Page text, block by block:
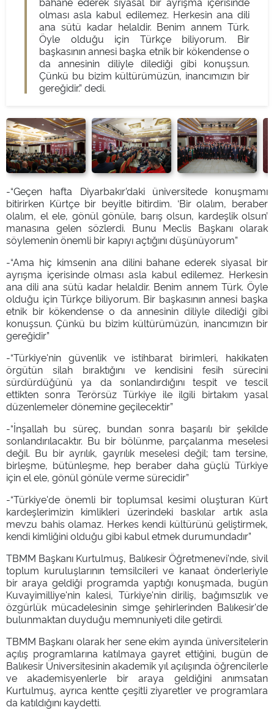
olması asla kabul edilemez. Herkesin ana dili
ana sütü kadar helaldir. Benim annem Türk.
Öyle olduğu için Türkçe biliyorum. Bir
başkasının annesi başka etnik bir kökendense o
da annesinin diliyle dilediği gibi konuşsun.
Çünkü bu bizim kültürümüzün, inancımızın bir
gereğidir.” dedi.
-“Geçen hafta Diyarbakır’daki üniversitede konuşmamı
bitirirken Kürtçe bir beyitle bitirdim. ‘Bir olalım, beraber
olalım, el ele, gönül gönüle, barış olsun, kardeşlik olsun’
manasına gelen sözlerdi. Bunu Meclis Başkanı olarak
söylemenin önemli bir kapıyı açtığını düşünüyorum”
-“Ama hiç kimsenin ana dilini bahane ederek siyasal bir
ayrışma içerisinde olması asla kabul edilemez. Herkesin
ana dili ana sütü kadar helaldir. Benim annem Türk. Öyle
olduğu için Türkçe biliyorum. Bir başkasının annesi başka
etnik bir kökendense o da annesinin diliyle dilediği gibi
konuşsun. Çünkü bu bizim kültürümüzün, inancımızın bir
gereğidir”
-“Türkiye'nin güvenlik ve istihbarat birimleri, hakikaten
örgütün silah bıraktığını ve kendisini fesih sürecini
sürdürdüğünü ya da sonlandırdığını tespit ve tescil
ettikten sonra Terörsüz Türkiye ile ilgili birtakım yasal
düzenlemeler dönemine geçilecektir”
-“İnşallah bu süreç, bundan sonra başarılı bir şekilde
sonlandırılacaktır. Bu bir bölünme, parçalanma meselesi
değil. Bu bir ayrılık, gayrılık meselesi değil; tam tersine,
birleşme, bütünleşme, hep beraber daha güçlü Türkiye
için el ele, gönül gönüle verme sürecidir”
-“Türkiye'de önemli bir toplumsal kesimi oluşturan Kürt
kardeşlerimizin kimlikleri üzerindeki baskılar artık asla
mevzu bahis olamaz. Herkes kendi kültürünü geliştirmek,
kendi kimliğini olduğu gibi kabul etmek durumundadır”
TBMM Başkanı Kurtulmuş, Balıkesir Öğretmenevi'nde, sivil
toplum kuruluşlarının temsilcileri ve kanaat önderleriyle
bir araya geldiği programda yaptığı konuşmada, bugün
Kuvayimilliye'nin kalesi, Türkiye'nin diriliş, bağımsızlık ve
özgürlük mücadelesinin simge şehirlerinden Balıkesir'de
bulunmaktan duyduğu memnuniyeti dile getirdi.
TBMM Başkanı olarak her sene ekim ayında üniversitelerin
açılış programlarına katılmaya gayret ettiğini, bugün de
Balıkesir Üniversitesinin akademik yıl açılışında öğrencilerle
ve akademisyenlerle bir araya geldiğini anımsatan
Kurtulmuş, ayrıca kentte çeşitli ziyaretler ve programlara
da katıldığını kaydetti.